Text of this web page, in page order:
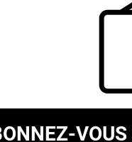
VOUS